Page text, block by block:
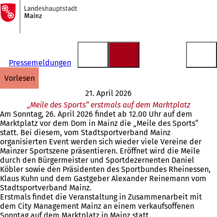
Inhalt anspringen
Zur
Startseite
Pressemeldungen
vorlesen
21. April 2026
„Meile des Sports“ erstmals auf dem Marktplatz
Am Sonntag, 26. April 2026 findet ab 12.00 Uhr auf dem
Marktplatz vor dem Dom in Mainz die „Meile des Sports“
statt. Bei diesem, vom Stadtsportverband Mainz
organisierten Event werden sich wieder viele Vereine der
Mainzer Sportszene präsentieren. Eröffnet wird die Meile
durch den Bürgermeister und Sportdezernenten Daniel
Köbler sowie den Präsidenten des Sportbundes Rheinessen,
Klaus Kuhn und dem Gastgeber Alexander Reinemann vom
Stadtsportverband Mainz.
Erstmals findet die Veranstaltung in Zusammenarbeit mit
dem City Management Mainz an einem verkaufsoffenen